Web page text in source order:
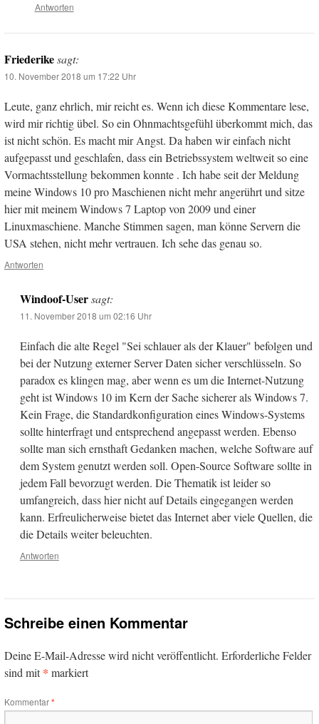
Antworten
Friederikesagt:
10. November 2018 um 17:22 Uhr
Leute, ganz ehrlich, mir reicht es. Wenn ich diese Kommentare lese,
wird mir richtig übel. So ein Ohnmachtsgefühl überkommt mich, das
ist nicht schön. Es macht mir Angst. Da haben wir einfach nicht
aufgepasst und geschlafen, dass ein Betriebssystem weltweit so eine
Vormachtsstellung bekommen konnte . Ich habe seit der Meldung
meine Windows 10 pro Maschienen nicht mehr angerührt und sitze
hier mit meinem Windows 7 Laptop von 2009 und einer
Linuxmaschiene. Manche Stimmen sagen, man könne Servern die
USA stehen, nicht mehr vertrauen. Ich sehe das genau so.
Antworten
Windoof-User sagt:
11. November 2018 um 02:16 Uhr
Einfach die alte Regel "Sei schlauer als der Klauer" befolgen und
bei der Nutzung externer Server Daten sicher verschlüsseln. So
paradox es klingen mag, aber wenn es um die Internet-Nutzung
geht ist Windows 10 im Kern der Sache sicherer als Windows 7.
Kein Frage, die Standardkonfiguration eines Windows-Systems
sollte hinterfragt und entsprechend angepasst werden. Ebenso
sollte man sich ernsthaft Gedanken machen, welche Software auf
dem System genutzt werden soll. Open-Source Software sollte in
jedem Fall bevorzugt werden. Die Thematik ist leider so
umfangreich, dass hier nicht auf Details eingegangen werden
kann. Erfreulicherweise bietet das Internet aber viele Quellen, die
die Details weiter beleuchten.
Antworten
Schreibe einen Kommentar
Deine E-Mail-Adresse wird nicht veröffentlicht. Erforderliche Felder
sind mit* markiert
Kommentar*